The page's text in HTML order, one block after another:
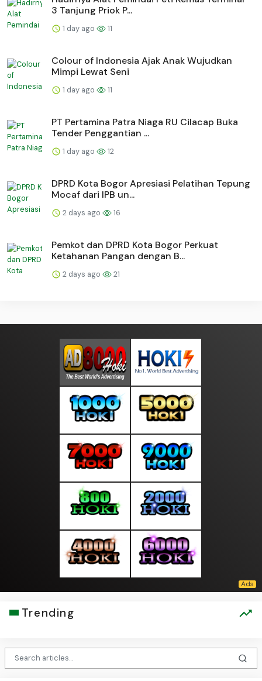
3 Tanjung Priok P...
1 day ago 11
Colour of Indonesia Ajak Anak Wujudkan
Mimpi Lewat Seni
1 day ago 11
PT Pertamina Patra Niaga RU Cilacap Buka
Tender Penggantian ...
1 day ago 12
DPRD Kota Bogor Apresiasi Pelatihan Tepung
Mocaf dari IPB un...
2 days ago 16
Pemkot dan DPRD Kota Bogor Perkuat
Ketahanan Pangan dengan B...
2 days ago 21
Trending